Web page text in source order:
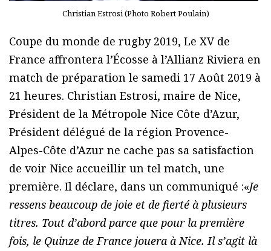
Christian Estrosi (Photo Robert Poulain)
Coupe du monde de rugby 2019, Le XV de
France affrontera l’Écosse à l’Allianz Riviera en
match de préparation le samedi 17 Août 2019 à
21 heures. Christian Estrosi, maire de Nice,
Président de la Métropole Nice Côte d’Azur,
Président délégué de la région Provence-
Alpes-Côte d’Azur ne cache pas sa satisfaction
de voir Nice accueillir un tel match, une
première. Il déclare, dans un communiqué :«Je
ressens beaucoup de joie et de fierté à plusieurs
titres. Tout d’abord parce que pour la première
fois, le Quinze de France jouera à Nice. Il s’agit là